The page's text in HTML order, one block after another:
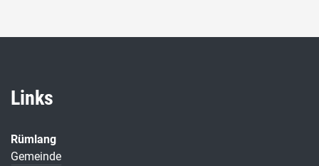
Links
Rümlang
Gemeinde